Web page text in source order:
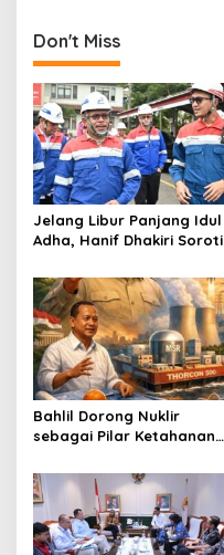
v
i
g
a
t
i
o
n
Don't Miss
Jelang Libur Panjang Idul
Adha, Hanif Dhakiri Soroti
BBM Bersubsidi
Bahlil Dorong Nuklir
sebagai Pilar Ketahanan